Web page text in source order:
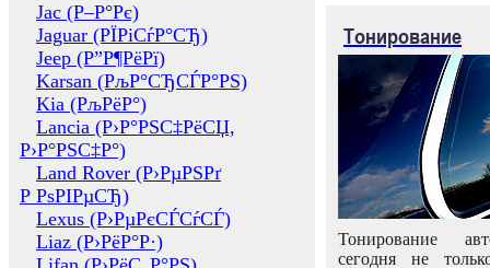
Jac (Р–Р°Рє)
Jaguar (РЇРіСѓР°СЂ)
Jeep (Р”Р¶РёРї)
Karsan (РљР°СЂСЃР°РЅ)
Kia (РљРёР°)
Lancia (Р›Р°РЅС‡РёСЏ,
Р›Р°РЅС‡Р°)
Land Rover (Р›РµРЅРґ
Р РѕРІРµСЂ)
Lexus (Р›РµРєСЃСѓСЃ)
Liaz (Р›РёР°Р·)
Тонирование
Тонирование
сегодня не